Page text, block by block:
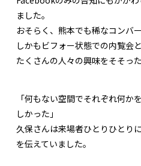
ました。
おそらく、熊本でも稀なコンバ
しかもビフォー状態での内覧会
たくさんの人々の興味をそそっ
「何もない空間でそれぞれ何か
しかった」
久保さんは来場者ひとりひとり
を伝えていました。